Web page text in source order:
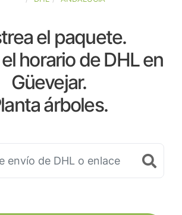
el paquete.
horario de DHL en
Güevejar.
árboles.